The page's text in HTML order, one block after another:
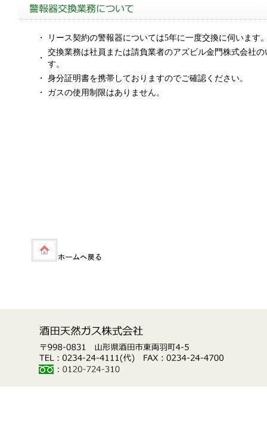
・ リース契約の警報器については5年に一度交換に伺います
・
交換業務は社員または請負業者のアズビル金門株式会社
す。
・ 身分証明書を携帯しておりますのでご確認ください。
・
ガスの使用制限はありません。